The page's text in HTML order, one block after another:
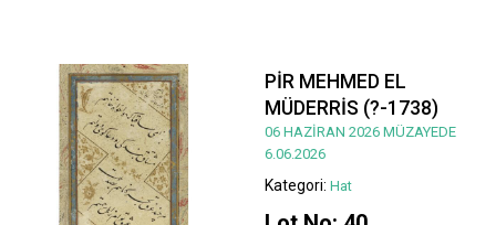
PİR MEHMED EL
MÜDERRİS (?-1738)
06 HAZİRAN 2026 MÜZAYEDE
6.06.2026
Kategori: Hat